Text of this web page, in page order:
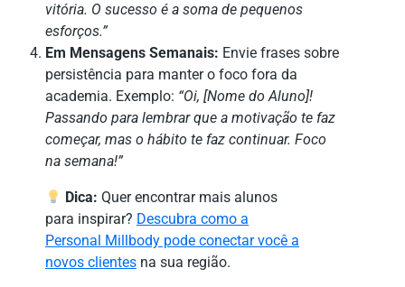
vitória. O sucesso é a soma de pequenos
esforços.”
Em Mensagens Semanais: Envie frases sobre
persistência para manter o foco fora da
academia. Exemplo: “Oi, [Nome do Aluno]!
Passando para lembrar que a motivação te faz
começar, mas o hábito te faz continuar. Foco
na semana!”
Dica: Quer encontrar mais alunos
para inspirar? Descubra como a
Personal Millbody pode conectar você a
novos clientes na sua região.